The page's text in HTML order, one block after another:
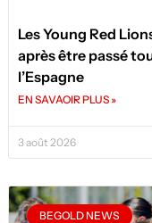
Les Young Red
après être passé
l’Espagne
EN SAVAOIR PLUS »
3 août 2026
BEGOLD NEWS